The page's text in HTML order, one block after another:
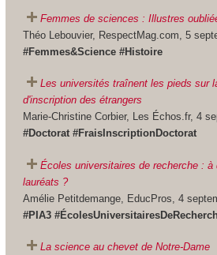
Femmes de sciences : Illustres
Théo Lebouvier, RespectMag.com, 5
#Femmes&Science #Histoire
Les universités traînent les pieds sur
d'inscription des étrangers
Marie-Christine Corbier, Les Échos.fr, 4
#Doctorat #FraisInscriptionDoctorat
Écoles universitaires de recherche : à
lauréats ?
Amélie Petitdemange, EducPros, 4
#PIA3
La science au chevet de Notre-Dame